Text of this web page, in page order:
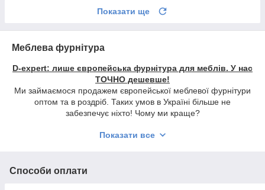
Показати ще
Меблева фурнітура
D-expert: лише європейська фурнітура для меблів. У нас
ТОЧНО дешевше!
Ми займаємося продажем європейської меблевої фурнітури
оптом та в роздріб. Таких умов в Україні більше не
забезпечує ніхто! Чому ми краще?
40-50% нижчі, ніж у інших фірм.
регулярно оновлюється: у ньому ви знайдете останні
Показати все
Способи оплати